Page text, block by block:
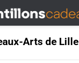
Arts de Lille